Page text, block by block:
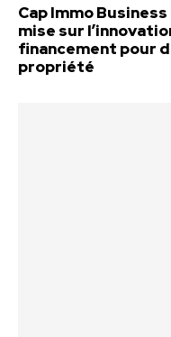
Cap Immo Business
mise sur
financement pour
propriété